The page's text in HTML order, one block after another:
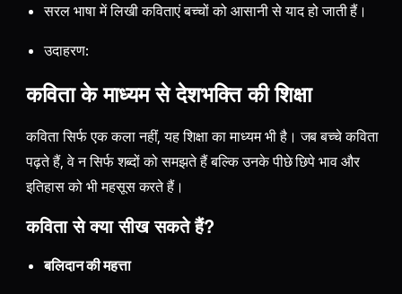
सरल भाषा में लिखी कविताएं बच्चों को आसानी से याद हो जाती हैं।
उदाहरण:
कविता के माध्यम से देशभक्ति की शिक्षा
कविता सिर्फ एक कला नहीं, यह शिक्षा का माध्यम भी है। जब बच्चे कविता
पढ़ते हैं, वे न सिर्फ शब्दों को समझते हैं बल्कि उनके पीछे छिपे भाव और
इतिहास को भी महसूस करते हैं।
कविता से क्या सीख सकते हैं?
बलिदान की महत्ता